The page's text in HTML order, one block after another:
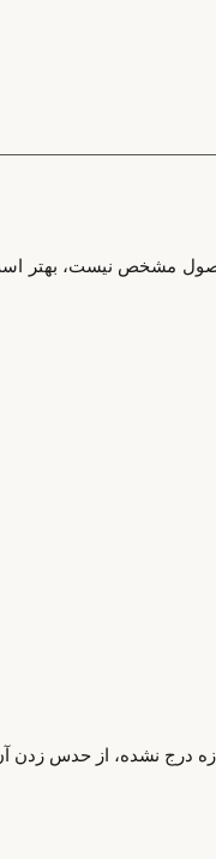
مشخص نیست، بهتر
درج نشده، از حدس زدن